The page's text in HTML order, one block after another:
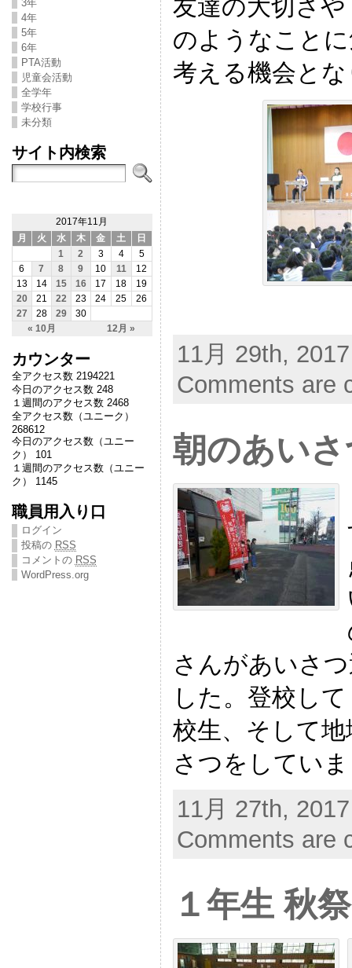
3年
4年
5年
6年
PTA活動
児童会活動
全学年
学校行事
未分類
サイト内検索
2017年11月
月
火 水 木 金 土 日
« 10月 12月 »
1 2 3 4
5
6
7 8 9 10 11
12
13
14 15 16 17 18
19
20
21 22 23 24 25
26
27
28 29 30
カウンター
全アクセス数 2194221
今日のアクセス数 248
１週間のアクセス数 2468
全アクセス数（ユニーク）
268612
今日のアクセス数（ユニー
ク） 101
１週間のアクセス数（ユニー
ク） 1145
職員用入り口
ログイン
投稿の RSS
コメントの RSS
WordPress.org
友達の大切さ
のようなこと
考える機会と
11月 29th,
Comments are
朝のあい
さんがあいさ
した。登校し
校生、そして
さつをしてい
11月 27th,
Comments are
１年生 秋